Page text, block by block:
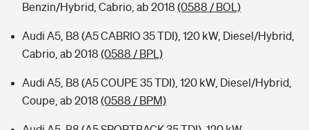
Benzin/Hybrid, Cabrio, ab 2018 (0588 / BOL)
Audi A5, B8 (A5 CABRIO 35 TDI), 120 kW, Diesel/Hybrid,
Cabrio, ab 2018 (0588 / BPL)
Audi A5, B8 (A5 COUPE 35 TDI), 120 kW, Diesel/Hybrid,
Coupe, ab 2018 (0588 / BPM)